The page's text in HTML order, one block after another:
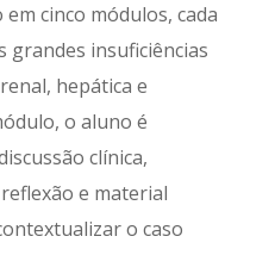
cinco módulos, cada
grandes insuficiências
hepática e
o aluno é
clínica,
e material
o caso